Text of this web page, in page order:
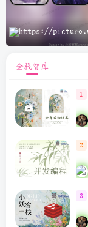
全栈智库
1
2
3